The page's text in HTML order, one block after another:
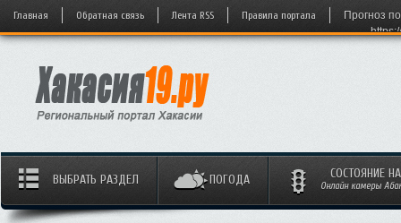
Главная Обратная связь Лента RSS Правила портала
Прогноз
ВЫБРАТЬ РАЗДЕЛ ПОГОДА СОСТОЯНИЕ
Онлайн камеры